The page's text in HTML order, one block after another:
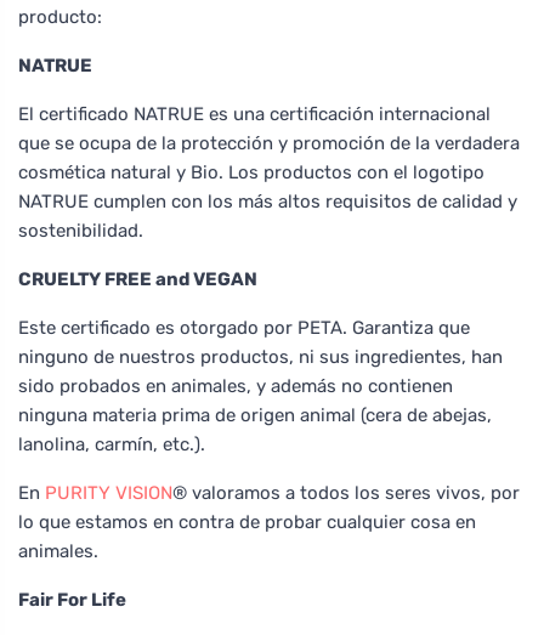
producto:
NATRUE
El certificado NATRUE es una certificación internacional
que se ocupa de la protección y promoción de la verdadera
cosmética natural y Bio. Los productos con el logotipo
NATRUE cumplen con los más altos requisitos de calidad y
sostenibilidad.
CRUELTY FREE and VEGAN
Este certificado es otorgado por PETA. Garantiza que
ninguno de nuestros productos, ni sus ingredientes, han
sido probados en animales, y además no contienen
ninguna materia prima de origen animal (cera de abejas,
lanolina, carmín, etc.).
En PURITY VISION® valoramos a todos los seres vivos, por
lo que estamos en contra de probar cualquier cosa en
animales.
Fair For Life